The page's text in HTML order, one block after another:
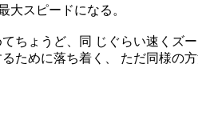
大スピードになる。
ょうど、同 じぐらい速くズ
めに落ち着く、 ただ同様の